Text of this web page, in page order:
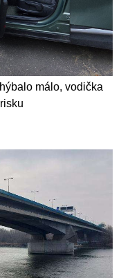
málo, vodička